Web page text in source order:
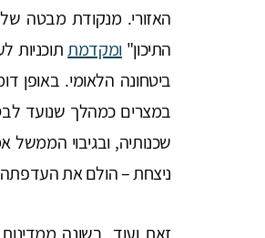
האזורי. מנקודת מבטה
התיכון"ומקדמתתוכניות
ביטחונה הלאומי. באופן
במצרים כמהלך שנועד
שכנותיה, ובגיבוי
ניצחת – הולם את העדפתה
זאת ועוד, בשונה